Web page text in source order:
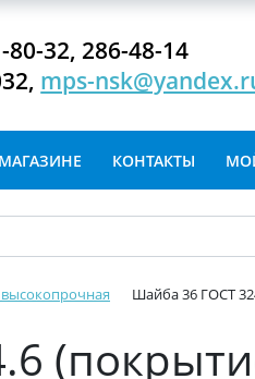
80-32, 286-48-14
mps-
КОНТАКТЫ
Шайба 36 ГОСТ